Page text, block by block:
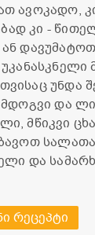
ავოკადო,
კი -
უნდა
და
მწიკვი
და
რეცეპტი